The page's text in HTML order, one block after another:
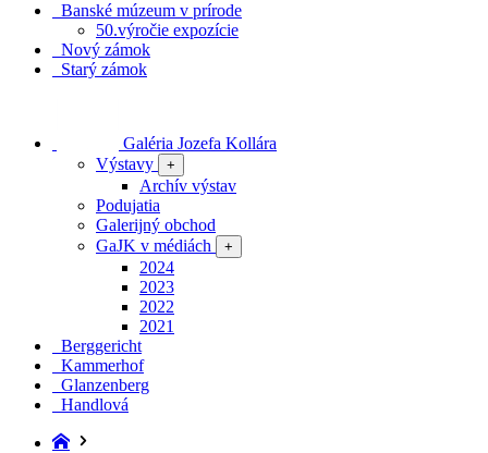
Banské múzeum v prírode
50.výročie expozície
Nový zámok
Starý zámok
Galéria Jozefa Kollára
Výstavy
+
Archív výstav
Podujatia
Galerijný obchod
GaJK v médiách
+
2024
2023
2022
2021
Berggericht
Kammerhof
Glanzenberg
Handlová